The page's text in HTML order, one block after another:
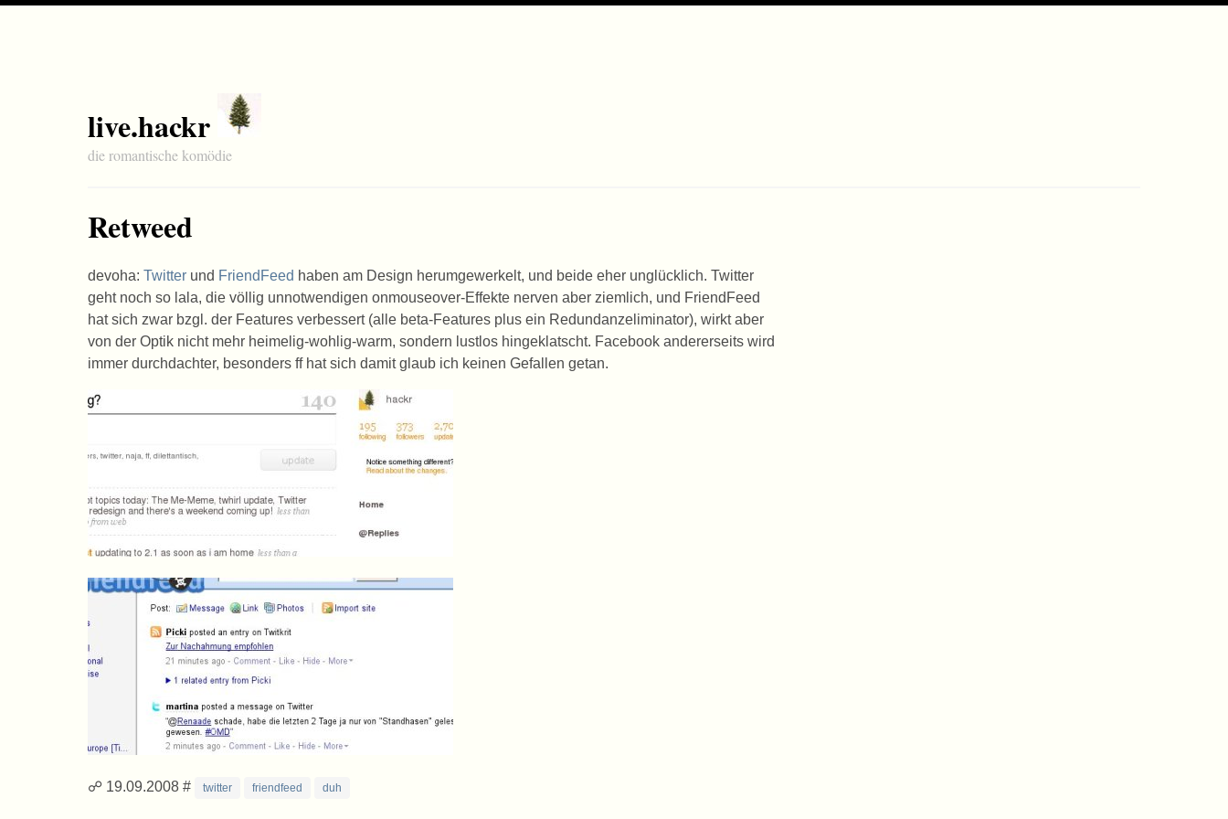
live.hackr
die romantische komödie
Retweed
devoha: Twitter und FriendFeed haben am Design herumgewerkelt, und beide eher unglücklich. Twitter
geht noch so lala, die völlig unnotwendigen onmouseover-Effekte nerven aber ziemlich, und FriendFeed
hat sich zwar bzgl. der Features verbessert (alle beta-Features plus ein Redundanzeliminator), wirkt aber
von der Optik nicht mehr heimelig-wohlig-warm, sondern lustlos hingeklatscht. Facebook andererseits wird
immer durchdachter, besonders ff hat sich damit glaub ich keinen Gefallen getan.
☍ 19.09.2008 # twitter friendfeed duh